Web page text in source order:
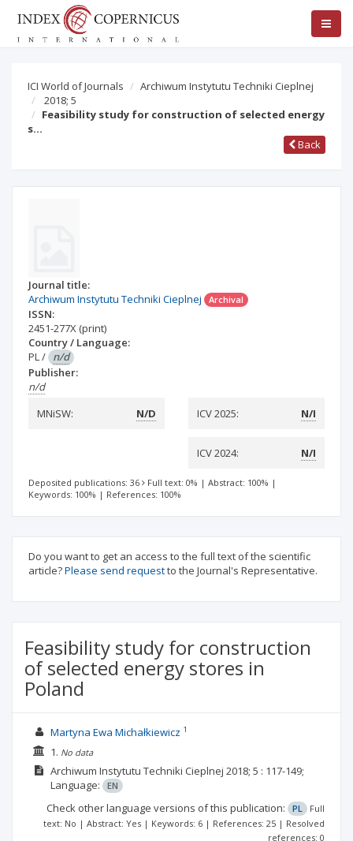
ICI World of Journals
Archiwum Instytutu Techniki Cieplnej
2018; 5
Feasibility study for construction of selected energy
s…
Back
Journal title:
Archiwum Instytutu Techniki Cieplnej
Archival
ISSN:
2451-277X (print)
Country / Language:
PL/ n/d
Publisher:
n/d
MNiSW:
N/D ICV 2025: N/I
ICV 2024: N/I
Deposited publications: 36 Full text: 0% | Abstract: 100% |
Keywords: 100% | References: 100%
Do you want to get an access to the full text of the scientific
article?Please send requestto the Journal's Representative.
Feasibility study for construction
of selected energy stores in
Poland
Martyna Ewa Michałkiewicz 1
1. No data
Archiwum Instytutu Techniki Cieplnej 2018; 5 : 117-149;
Language:
EN
Check other language versions of this publication: PL
Full
text: No | Abstract: Yes | Keywords: 6 | References: 25 | Resolved
references: 0